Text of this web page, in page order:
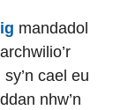
mandadol
cael eu
nhw’n